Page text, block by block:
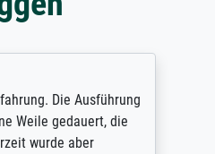
Die Ausführung
Weile gedauert, die
wurde aber